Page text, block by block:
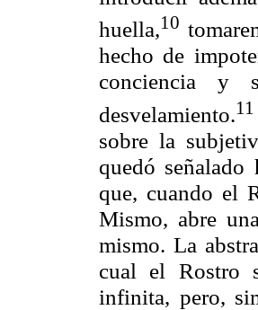
huella,10
hecho de
conciencia y
desvelamiento.11
sobre la
quedó
que, cuando el
Mismo, abre
mismo. La
cual el Rostro
infinita, pero,